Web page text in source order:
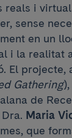
reals i
sense
en un
i la realitat
El projecte,
Gathering
de
Maria
que